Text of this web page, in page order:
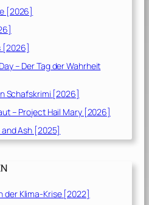
[2026]
[2026]
– Der Tag der Wahrheit
Schafskrimi [2026]
– Project Hail Mary [2026]
and Ash [2025]
der Klima-Krise [2022]